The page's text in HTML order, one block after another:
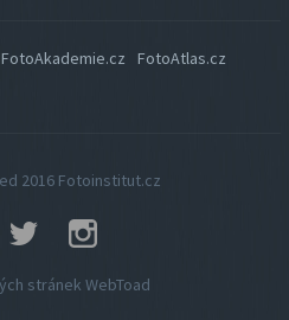
FotoAkademie.cz
FotoAtlas.cz
2016 Fotoinstitut.cz
stránek WebToad